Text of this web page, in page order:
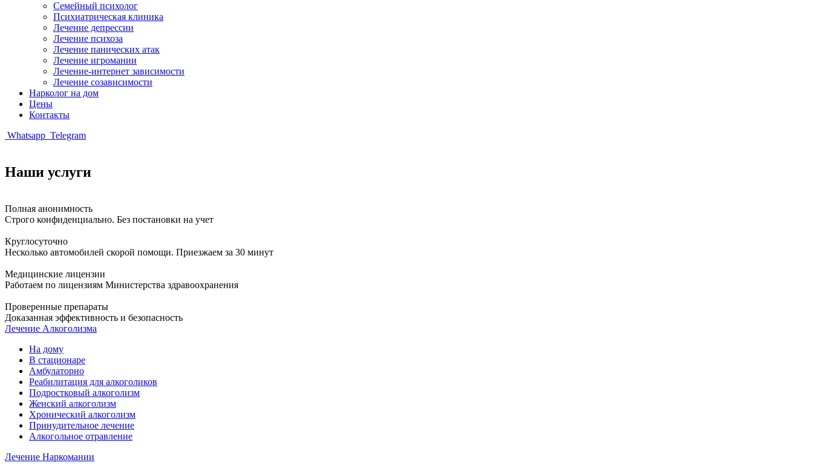
Семейный психолог
Психиатрическая клиника
Лечение депрессии
Лечение психоза
Лечение панических атак
Лечение игромании
Лечение-интернет зависимости
Лечение созависимости
Нарколог на дом
Цены
Контакты
Whatsapp Telegram
Наши услуги
Полная анонимность
Строго конфиденциально. Без постановки на учет
Круглосуточно
Несколько автомобилей скорой помощи. Приезжаем за 30 минут
Медицинские лицензии
Работаем по лицензиям Министерства здравоохранения
Проверенные препараты
Доказанная эффективность и безопасность
Лечение Алкоголизма
На дому
В стационаре
Амбулаторно
Реабилитация для алкоголиков
Подростковый алкоголизм
Женский алкоголизм
Хронический алкоголизм
Принудительное лечение
Алкогольное отравление
Лечение Наркомании